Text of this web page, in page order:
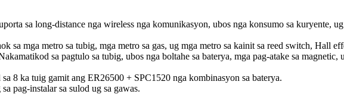
sa long-distance nga wireless nga komunikasyon, ubos nga konsumo sa kuryente,
sa mga metro sa tubig, mga metro sa gas, ug mga metro sa kainit sa reed switch, Hall
sa pagtulo sa tubig, ubos nga boltahe sa baterya, mga pag-atake sa
sa 8 ka tuig gamit ang ER26500 + SPC1520 nga kombinasyon sa baterya.
pag-instalar sa sulod ug sa gawas.